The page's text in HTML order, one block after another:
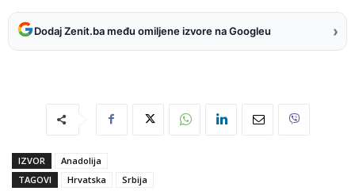
Dodaj Zenit.ba među omiljene izvore na Googleu ›
IZVOR
Anadolija
TAGOVI
Hrvatska Srbija